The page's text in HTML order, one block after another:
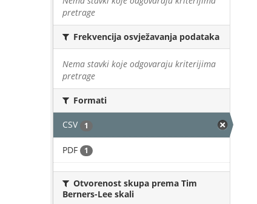
pretrage
Frekvencija osvježavanja podataka
Nema stavki koje odgovaraju kriterijima
pretrage
Formati
CSV 1
PDF 1
Otvorenost skupa prema Tim
Berners-Lee skali